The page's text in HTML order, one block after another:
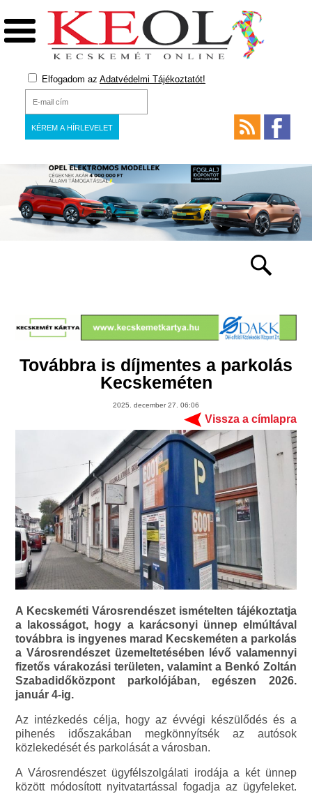
Elfogadom az Adatvédelmi Tájékoztatót!
Továbbra is díjmentes a parkolás
Kecskeméten
2025. december 27. 06:06
Vissza a címlapra
A Kecskeméti Városrendészet ismételten tájékoztatja
a lakosságot, hogy a karácsonyi ünnep elmúltával
továbbra is ingyenes marad Kecskeméten a parkolás
a Városrendészet üzemeltetésében lévő valamennyi
fizetős várakozási területen, valamint a Benkó Zoltán
Szabadidőközpont parkolójában, egészen 2026.
január 4-ig.
Az intézkedés célja, hogy az évvégi készülődés és a
pihenés időszakában megkönnyítsék az autósok
közlekedését és parkolását a városban.
A Városrendészet ügyfélszolgálati irodája a két ünnep
között módosított nyitvatartással fogadja az ügyfeleket.